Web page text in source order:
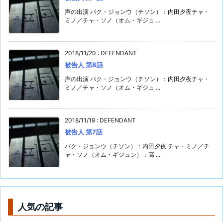
声の出演 パク・ジョンウ（チソン）：内田夕夜チャ・
ミノ／チャ・ソノ（オム・ギジュ ...
2018/11/20 : DEFENDANT
被告人 第8話
声の出演 パク・ジョンウ（チソン）：内田夕夜チャ・
ミノ／チャ・ソノ（オム・ギジュ ...
2018/11/19 : DEFENDANT
被告人 第7話
パク・ジョンウ（チソン）：内田夕夜 チャ・ミノ／チ
ャ・ソノ（オム・ギジュン）：高 ...
人気の記事